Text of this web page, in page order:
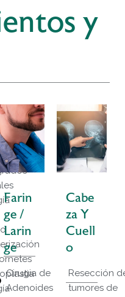
y
Farin
Ge /
Larin
Ge
Cirugia de
Adenoides
Cabe
Za Y
Cuell
O
Resección
tumores de